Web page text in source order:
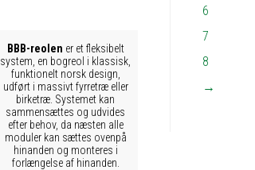
6
7
8
→
BBB-reolen er et fleksibelt
system, en bogreol i klassisk,
funktionelt norsk design,
udført i massivt fyrretræ eller
birketræ. Systemet kan
sammensættes og udvides
efter behov, da næsten alle
moduler kan sættes ovenpå
hinanden og monteres i
forlængelse af hinanden.